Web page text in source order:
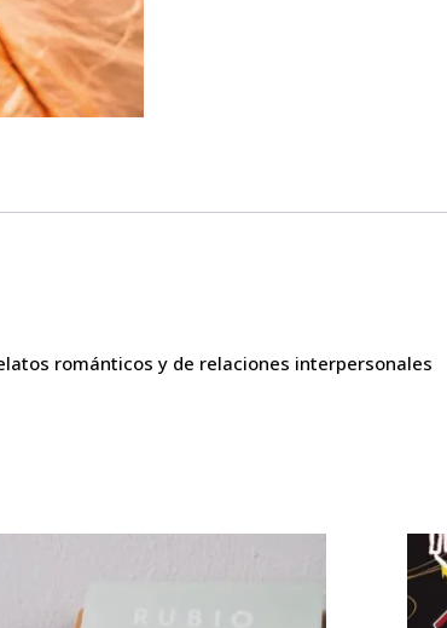
románticos y de relaciones interpersonales